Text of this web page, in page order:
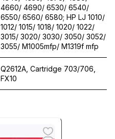
4660/ 4690/ 6530/ 6540/
6550/ 6560/ 6580; HP LJ 1010/
1012/ 1015/ 1018/ 1020/ 1022/
3015/ 3020/ 3030/ 3050/ 3052/
3055/ M1005mfp/ M1319f mfp
Q2612A, Cartridge 703/706,
FX10